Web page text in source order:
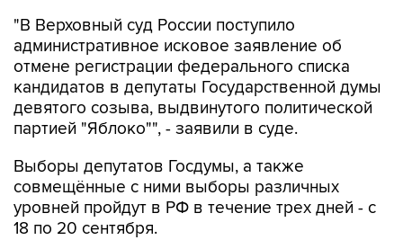
"В Верховный суд России поступило
административное исковое заявление об
отмене регистрации федерального списка
кандидатов в депутаты Государственной думы
девятого созыва, выдвинутого политической
партией "Яблоко"", - заявили в суде.
Выборы депутатов Госдумы, а также
совмещённые с ними выборы различных
уровней пройдут в РФ в течение трех дней - с
18 по 20 сентября.